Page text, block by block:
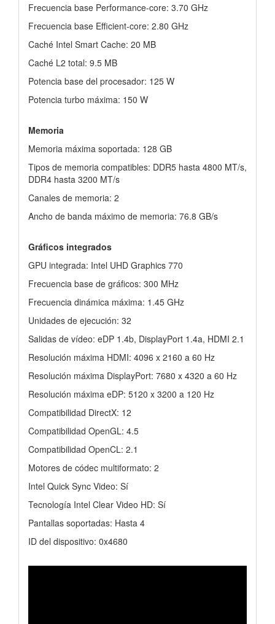
Frecuencia base Performance-core: 3.70 GHz
Frecuencia base Efficient-core: 2.80 GHz
Caché Intel Smart Cache: 20 MB
Caché L2 total: 9.5 MB
Potencia base del procesador: 125 W
Potencia turbo máxima: 150 W
Memoria
Memoria máxima soportada: 128 GB
Tipos de memoria compatibles: DDR5 hasta 4800 MT/s,
DDR4 hasta 3200 MT/s
Canales de memoria: 2
Ancho de banda máximo de memoria: 76.8 GB/s
Gráficos integrados
GPU integrada: Intel UHD Graphics 770
Frecuencia base de gráficos: 300 MHz
Frecuencia dinámica máxima: 1.45 GHz
Unidades de ejecución: 32
Salidas de vídeo: eDP 1.4b, DisplayPort 1.4a, HDMI 2.1
Resolución máxima HDMI: 4096 x 2160 a 60 Hz
Resolución máxima DisplayPort: 7680 x 4320 a 60 Hz
Resolución máxima eDP: 5120 x 3200 a 120 Hz
Compatibilidad DirectX: 12
Compatibilidad OpenGL: 4.5
Compatibilidad OpenCL: 2.1
Motores de códec multiformato: 2
Intel Quick Sync Video: Sí
Tecnología Intel Clear Video HD: Sí
Pantallas soportadas: Hasta 4
ID del dispositivo: 0x4680